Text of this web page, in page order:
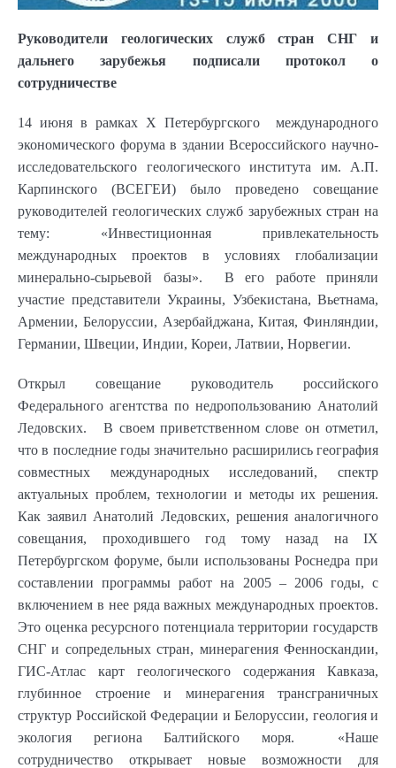
Руководители геологических служб стран СНГ и
дальнего зарубежья подписали протокол о
сотрудничестве
14 июня в рамках Х Петербургского международного
экономического форума в здании Всероссийского научно-
исследовательского геологического института им. А.П.
Карпинского (ВСЕГЕИ) было проведено совещание
руководителей геологических служб зарубежных стран на
тему: «Инвестиционная привлекательность
международных проектов в условиях глобализации
минерально-сырьевой базы». В его работе приняли
участие представители Украины, Узбекистана, Вьетнама,
Армении, Белоруссии, Азербайджана, Китая, Финляндии,
Германии, Швеции, Индии, Кореи, Латвии, Норвегии.
Открыл совещание руководитель российского
Федерального агентства по недропользованию Анатолий
Ледовских. В своем приветственном слове он отметил,
что в последние годы значительно расширились география
совместных международных исследований, спектр
актуальных проблем, технологии и методы их решения.
Как заявил Анатолий Ледовских, решения аналогичного
совещания, проходившего год тому назад на IХ
Петербургском форуме, были использованы Роснедра при
составлении программы работ на 2005 – 2006 годы, с
включением в нее ряда важных международных проектов.
Это оценка ресурсного потенциала территории государств
СНГ и сопредельных стран, минерагения Фенноскандии,
ГИС-Атлас карт геологического содержания Кавказа,
глубинное строение и минерагения трансграничных
структур Российской Федерации и Белоруссии, геология и
экология региона Балтийского моря. «Наше
сотрудничество открывает новые возможности для